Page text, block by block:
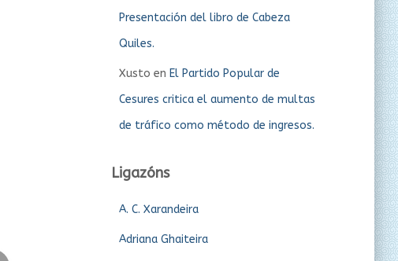
Presentación del libro de Cabeza
Quiles.
Xusto en El Partido Popular de
Cesures critica el aumento de multas
de tráfico como método de ingresos.
Ligazóns
A. C. Xarandeira
Adriana Ghaiteira